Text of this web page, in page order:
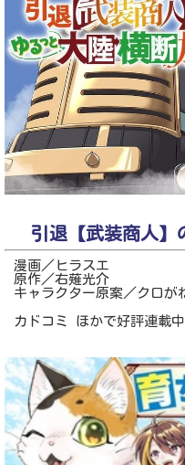
引退【武装商人】
漫画／ヒラスエ
原作／右薙光介
キャラクター原案／クロが
カドコミ ほかで好評連載中